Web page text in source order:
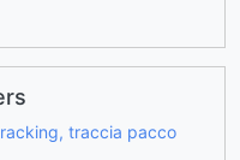
traccia pacco